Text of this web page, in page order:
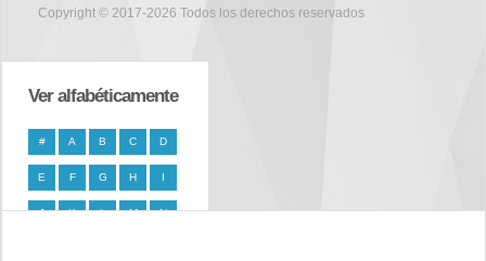
Copyright © 2017-2026 Todos los derechos reservados
Ver alfabéticamente
# A B C D
E F G H I
J K L M N